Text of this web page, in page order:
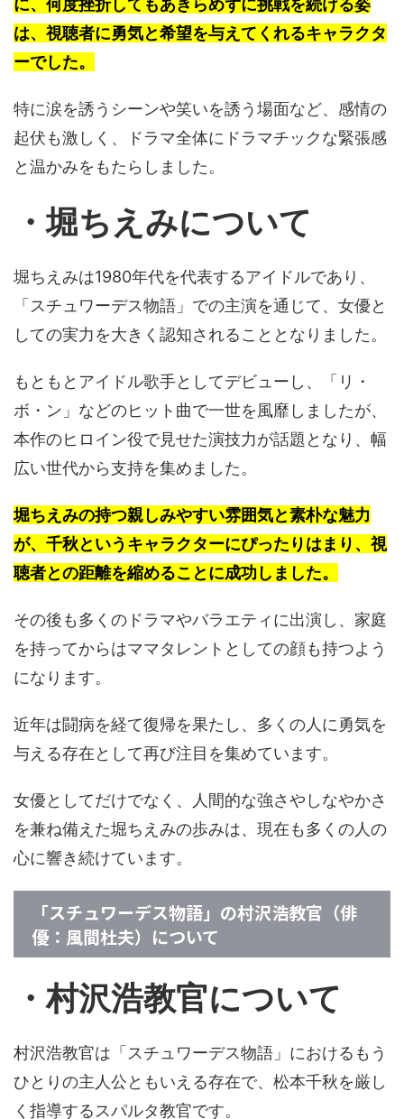
に、何度挫折してもあきらめずに挑戦を続ける姿
は、視聴者に勇気と希望を与えてくれるキャラクタ
ーでした。
特に涙を誘うシーンや笑いを誘う場面など、感情の
起伏も激しく、ドラマ全体にドラマチックな緊張感
と温かみをもたらしました。
・堀ちえみについて
堀ちえみは1980年代を代表するアイドルであり、
「スチュワーデス物語」での主演を通じて、女優と
しての実力を大きく認知されることとなりました。
もともとアイドル歌手としてデビューし、「リ・
ボ・ン」などのヒット曲で一世を風靡しましたが、
本作のヒロイン役で見せた演技力が話題となり、幅
広い世代から支持を集めました。
堀ちえみの持つ親しみやすい雰囲気と素朴な魅力
が、千秋というキャラクターにぴったりはまり、視
聴者との距離を縮めることに成功しました。
その後も多くのドラマやバラエティに出演し、家庭
を持ってからはママタレントとしての顔も持つよう
になります。
近年は闘病を経て復帰を果たし、多くの人に勇気を
与える存在として再び注目を集めています。
女優としてだけでなく、人間的な強さやしなやかさ
を兼ね備えた堀ちえみの歩みは、現在も多くの人の
心に響き続けています。
「スチュワーデス物語」の村沢浩教官（俳
優：風間杜夫）について
・村沢浩教官について
村沢浩教官は「スチュワーデス物語」におけるもう
ひとりの主人公ともいえる存在で、松本千秋を厳し
く指導するスパルタ教官です。